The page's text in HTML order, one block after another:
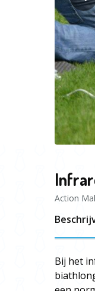
Action
Bij het